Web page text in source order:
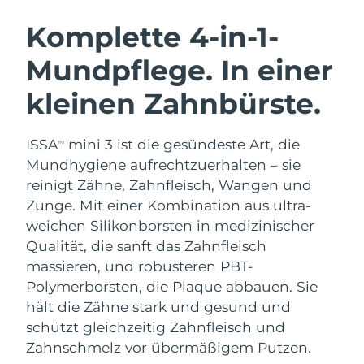
Komplette 4-in-1-
Mundpflege. In einer
kleinen Zahnbürste.
ISSATM
mini 3 ist die gesündeste Art, die
Mundhygiene aufrechtzuerhalten – sie
reinigt Zähne, Zahnfleisch, Wangen und
Zunge. Mit einer Kombination aus ultra-
weichen Silikonborsten in medizinischer
Qualität, die sanft das Zahnfleisch
massieren, und robusteren PBT-
Polymerborsten, die Plaque abbauen. Sie
hält die Zähne stark und gesund und
schützt gleichzeitig Zahnfleisch und
Zahnschmelz vor übermäßigem Putzen.
Gesichtsreinigung
Anti-aging massage
LUNA™ 4 Plus
Massage, LED heating
LUNA™ 4 Men
For men, anti-aging massage
Gesichtsstraffung
Microcurrent toning
BEAR™ 2 go
Microcurrent toning on-the-go
BEAR™ 2 eyes & lips
Microcurrent line smoothing device
Hydratisierung
UFO™ 3 Set
Deep facial hydration
UFO™ 3 LED
Near-infrared and red light therapy
device
Mundpflege
issa™ 4
Hybrid silicone sonic toothbrush
issa™ 4 plus
Smart hybrid silicone sonic toothbrush
FAQ™ ANTI-AGING-BEHANDLUNG
Anti-aging LED-Behandlungen
NEW
Österreich Erwartete Lieferung
Bahrain Erwartete Lieferung8/12/26
Belgien Erwartete Lieferung 8/11/26
Bermuda Erwartete Lieferung
Bosnien und
Herzegowina
Erwartete Lieferung8/14/26
Brunei Darussalam Erwartete Lieferung
Bulgarien Erwartete Lieferung8/11/26
Kanada Erwartete Lieferung